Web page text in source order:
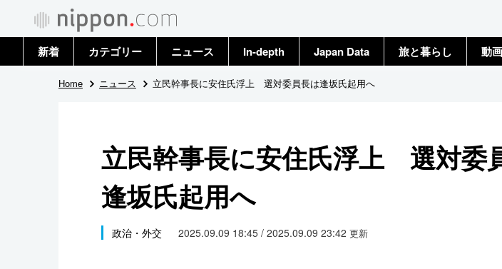
新着 カテゴリー
政治・外交
国際
社会
文化
ニュース
トップ
In-depth Japan Data 旅と暮らし 動
Home ニュース 立民幹事長に安住氏浮上 選対委員長は逢坂氏起用へ
立民幹事長に安住氏浮上 選対委
逢坂氏起用へ
政治・外交 2025.09.09 18:45 / 2025.09.09 23:42 更新